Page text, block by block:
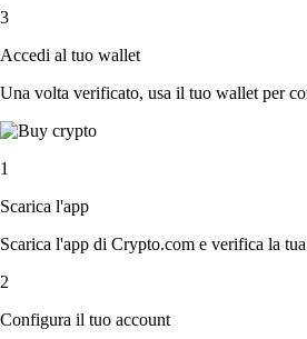
3
Accedi al tuo wallet
Una volta verificato, usa il tuo wallet per
1
Scarica l'app
Scarica l'app di Crypto.com e verifica la
2
Configura il tuo account